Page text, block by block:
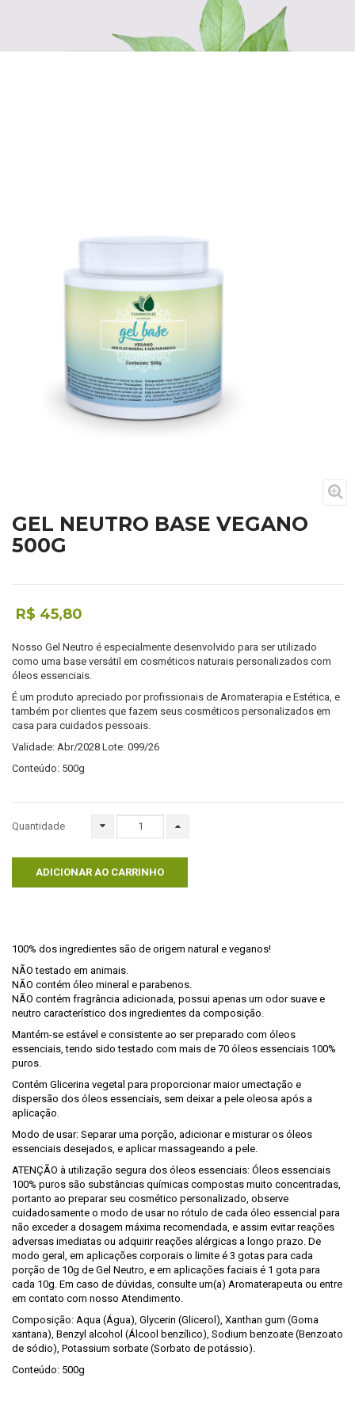
GEL NEUTRO BASE VEGANO
500G
R$ 45,80
Nosso Gel Neutro é especialmente desenvolvido para ser utilizado
como uma base versátil em cosméticos naturais personalizados com
óleos essenciais.
É um produto apreciado por profissionais de Aromaterapia e Estética, e
também por clientes que fazem seus cosméticos personalizados em
casa para cuidados pessoais.
Validade: Abr/2028 Lote: 099/26
Conteúdo: 500g
Quantidade
ADICIONAR AO CARRINHO
100% dos ingredientes são de origem natural e veganos!
NÃO testado em animais.
NÃO contém óleo mineral e parabenos.
NÃO contém fragrância adicionada, possui apenas um odor suave e
neutro característico dos ingredientes da composição.
Mantém-se estável e consistente ao ser preparado com óleos
essenciais, tendo sido testado com mais de 70 óleos essenciais 100%
puros.
Contém Glicerina vegetal para proporcionar maior umectação e
dispersão dos óleos essenciais, sem deixar a pele oleosa após a
aplicação.
Modo de usar: Separar uma porção, adicionar e misturar os óleos
essenciais desejados, e aplicar massageando a pele.
ATENÇÃO à utilização segura dos óleos essenciais: Óleos essenciais
100% puros são substâncias químicas compostas muito concentradas,
portanto ao preparar seu cosmético personalizado, observe
cuidadosamente o modo de usar no rótulo de cada óleo essencial para
não exceder a dosagem máxima recomendada, e assim evitar reações
adversas imediatas ou adquirir reações alérgicas a longo prazo. De
modo geral, em aplicações corporais o limite é 3 gotas para cada
porção de 10g de Gel Neutro, e em aplicações faciais é 1 gota para
cada 10g. Em caso de dúvidas, consulte um(a) Aromaterapeuta ou entre
em contato com nosso Atendimento.
Composição: Aqua (Água), Glycerin (Glicerol), Xanthan gum (Goma
xantana), Benzyl alcohol (Álcool benzílico), Sodium benzoate (Benzoato
de sódio), Potassium sorbate (Sorbato de potássio).
Conteúdo: 500g